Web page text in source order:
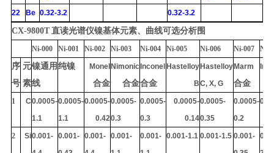
22 Be 0.32-3.2 0.32-3.2
CX-9800T 直读光谱仪镍基体元素、曲线可选分析围
Ni-000 Ni-001 Ni-002 Ni-003 Ni-004 Ni-005 Ni-006 Ni-007 Ni-
序
号
元
素
镍通用
线
纯镍 Monel
合金
Nimonic
合金
Inconel
合金
Hastelloy
B
Hastelloy
C, X, G
Marm
合金
1 C0.0005-
1.1
0.0005-
1.1
0.0005-
0.42
0.0005-
0.3
0.0005-
0.3
0.0005-
0.14
0.0005-
0.35
0.0005-
0.2
2 Si0.001- 0.001- 0.001- 0.001-
0.001- 0.001-1.1 0.001-1.5 0.001-